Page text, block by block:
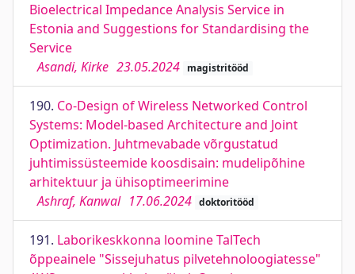
Bioelectrical Impedance Analysis Service in
Estonia and Suggestions for Standardising the
Service
Asandi, Kirke 23.05.2024 magistritööd
190. Co-Design of Wireless Networked Control
Systems: Model-based Architecture and Joint
Optimization. Juhtmevabade võrgustatud
juhtimissüsteemide koosdisain: mudelipõhine
arhitektuur ja ühisoptimeerimine
Ashraf, Kanwal 17.06.2024 doktoritööd
191. Laborikeskkonna loomine TalTech
õppeainele "Sissejuhatus pilvetehnoloogiatesse"